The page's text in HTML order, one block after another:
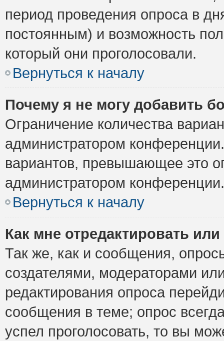
период проведения опроса в
постоянным) и возможность
который они проголосовали.
Вернуться к началу
Почему я не могу добавить
Ограничение количества
администратором
вариантов, превышающее это
администратором конференции.
Вернуться к началу
Как мне отредактировать
Так же, как и сообщения,
создателями, модераторами
редактирования опроса
сообщения в теме; опрос
успел проголосовать, то вы